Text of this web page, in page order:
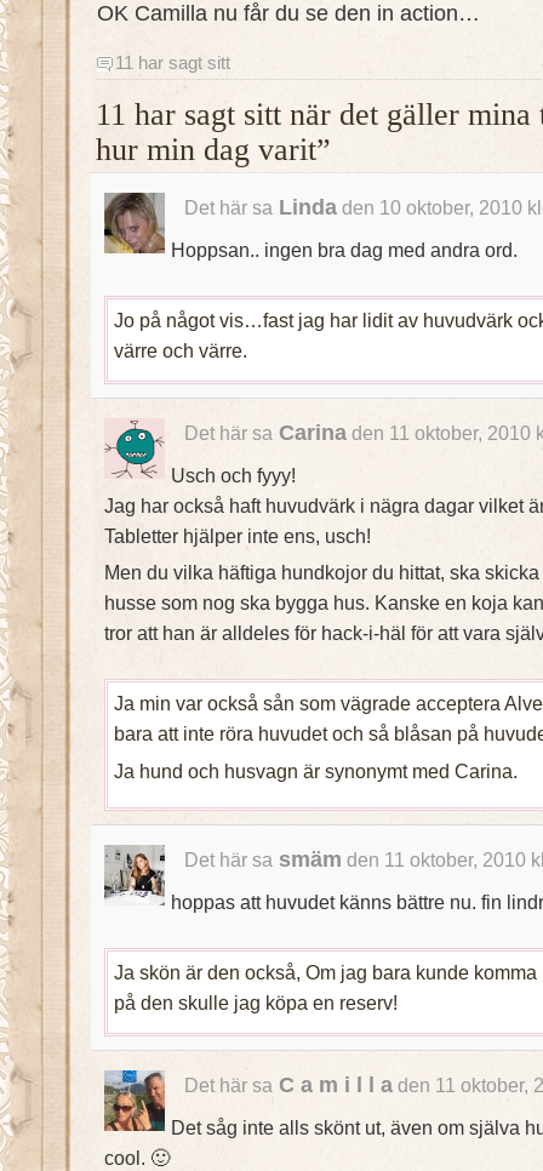
OK Camilla nu får du se den in action…
11 har sagt sitt
11 har sagt sitt när det gäller mina
hur min dag varit”
Det här sa Lindaden 10 oktober, 2010
Hoppsan.. ingen bra dag med andra ord.
Jo på något vis…fast jag har lidit av huvudvärk
värre och värre.
Det här sa Carinaden 11 oktober, 2010
Usch och fyyy!
Jag har också haft huvudvärk i nägra dagar vilket
Tabletter hjälper inte ens, usch!
Men du vilka häftiga hundkojor du hittat, ska
husse som nog ska bygga hus. Kanske en koja
tror att han är alldeles för hack-i-häl för att vara
Ja min var också sån som vägrade acceptera
bara att inte röra huvudet och så blåsan på
Ja hund och husvagn är synonymt med Carina.
Det här sa smäm den 11 oktober, 2010
hoppas att huvudet känns bättre nu. fin
Ja skön är den också, Om jag bara kunde
på den skulle jag köpa en reserv!
Det här sa C a m i l l aden 11 oktober,
Det såg inte alls skönt ut, även om själva
cool. 🙂